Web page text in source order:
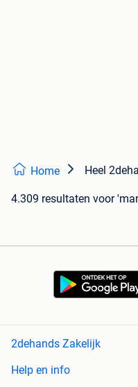
Home Heel
4.309 resultaten voor
2dehands Zakelijk
Help en info